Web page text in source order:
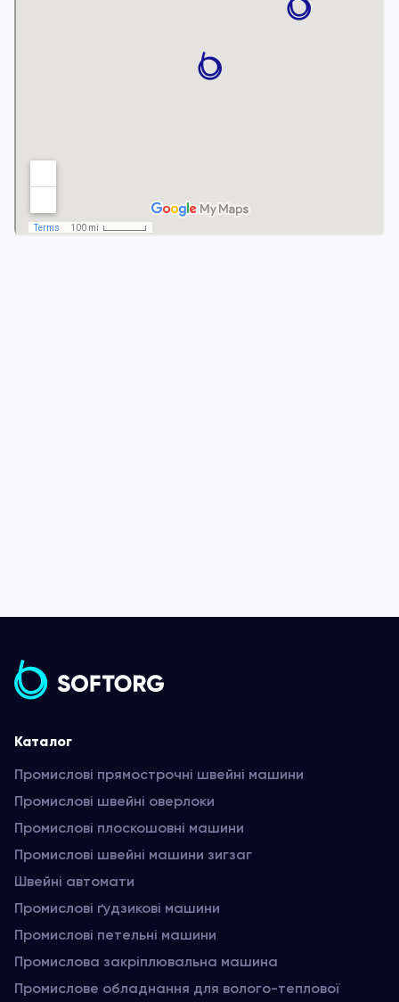
Каталог
Промислові прямострочні швейні машини
Промислові швейні оверлоки
Промислові плоскошовні машини
Промислові швейні машини зигзаг
Швейні автомати
Промислові ґудзикові машини
Промислові петельні машини
Промислова закріплювальна машина
Промислове обладнання для волого-теплової